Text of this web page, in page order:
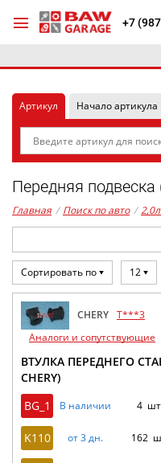
+7
Артикул Начало артикула
Передняя подвеска
Главная / Поиск по авто /
Сортировать по 12
CHERY T***3
Аналоги и сопутствующие
ВТУЛКА ПЕРЕДНЕГО
CHERY)
BG_1
В наличии 4 шт
K110 от 3 дн. 162